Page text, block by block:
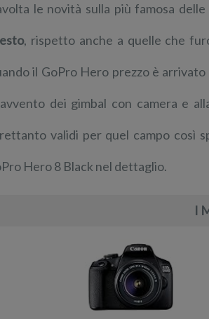
le novità sulla più famosa
, rispetto anche a quelle che
il GoPro Hero prezzo è
dei gimbal con camera e
validi per quel campo così
Hero 8 Black nel dettaglio.
I